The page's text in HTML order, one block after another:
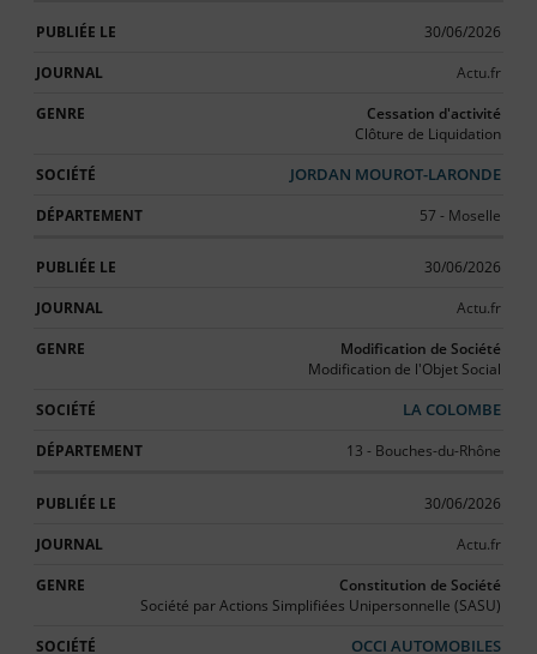
30/06/2026
Actu.fr
Cessation d'activité
Clôture de Liquidation
JORDAN MOUROT-LARONDE
57 - Moselle
30/06/2026
Actu.fr
Modification de Société
Modification de l'Objet Social
LA COLOMBE
13 - Bouches-du-Rhône
30/06/2026
Actu.fr
Constitution de Société
Société par Actions Simplifiées Unipersonnelle (SASU)
OCCI AUTOMOBILES